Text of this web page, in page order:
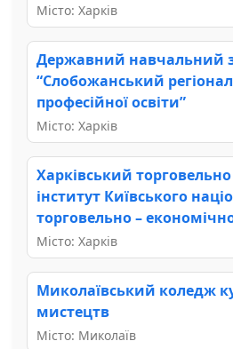
Місто: Харків
Державний навчальний
“Слобожанський
професійної освіти”
Місто: Харків
Харківський
інститут Київського
торговельно –
Місто: Харків
Миколаївський коледж
мистецтв
Місто: Миколаїв